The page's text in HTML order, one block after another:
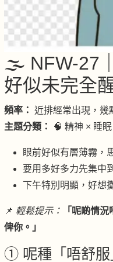
🌫 NFW-27
好似未完全
頻率： 近排經常出現，幾
主題分類：
🧠 精神 × 睡
眼前好似有層薄霧，
要用多好多力先集中
下午特別明顯，好
📌 輕鬆提示：
「呢啲情
俾你。」
① 呢種「唔舒服